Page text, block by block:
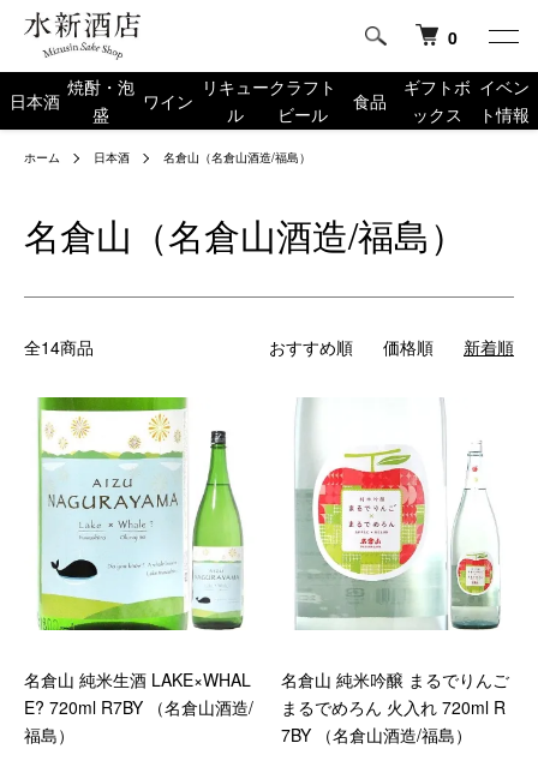
0
日本酒
焼酎・泡
盛
ワイン
リキュー
ル
クラフト
ビール
食品
ギフトボ
ックス
イベン
ト情報
ホーム 日本酒 名倉山（名倉山酒造/福島）
名倉山（名倉山酒造/福島）
全14商品 おすすめ順 価格順 新着順
名倉山 純米生酒 LAKE×WHAL
E? 720ml R7BY （名倉山酒造/
福島）
名倉山 純米吟醸 まるでりんご
まるでめろん 火入れ 720ml R
7BY （名倉山酒造/福島）